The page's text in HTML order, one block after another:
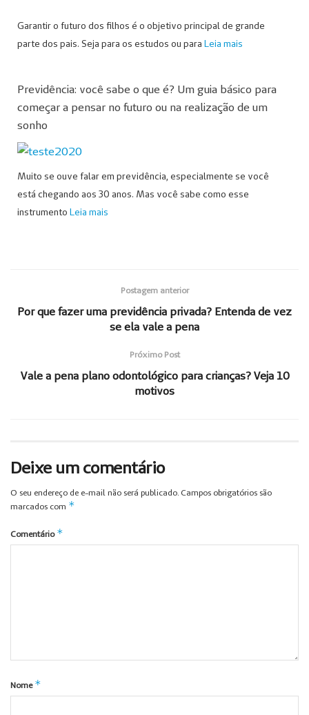
Garantir o futuro dos filhos é o objetivo principal de grande
parte dos pais. Seja para os estudos ou para Leia mais
Previdência: você sabe o que é? Um guia básico para
começar a pensar no futuro ou na realização de um
sonho
Muito se ouve falar em previdência, especialmente se você
está chegando aos 30 anos. Mas você sabe como esse
instrumento Leia mais
Postagem anterior
Por que fazer uma previdência privada? Entenda de vez
se ela vale a pena
Próximo Post
Vale a pena plano odontológico para crianças? Veja 10
motivos
Deixe um comentário
O seu endereço de e-mail não será publicado. Campos obrigatórios são
marcados com *
Comentário *
Nome *